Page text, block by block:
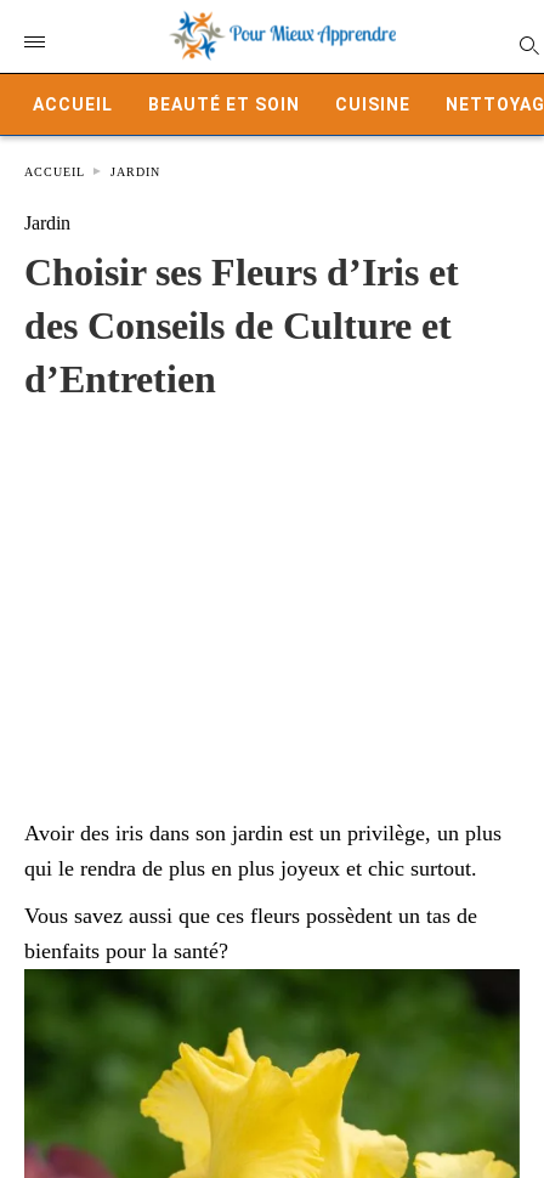
ACCUEIL BEAUTÉ ET SOIN CUISINE
ACCUEIL JARDIN
Jardin
Choisir ses Fleurs d’Iris et
des Conseils de Culture et
d’Entretien
Avoir des iris dans son jardin est un privilège, un plus
qui le rendra de plus en plus joyeux et chic surtout.
Vous savez aussi que ces fleurs possèdent un tas de
bienfaits pour la santé?